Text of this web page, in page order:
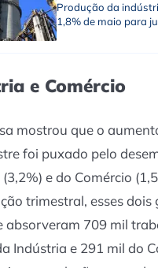
Produção da
1,8% de maio para
e Comércio
mostrou que o
foi puxado pelo
e do Comércio
trimestral, esses dois
absorveram 709 mil
Indústria e 291 mil do